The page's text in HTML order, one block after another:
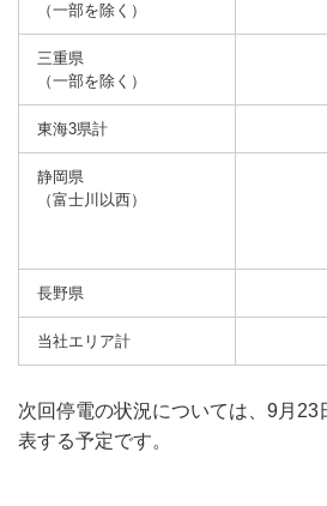
（一部を除く）
三重県
（一部を除く）
東海3県計
静岡県
（富士川以西）
長野県
当社エリア計
次回停電の状況については、9月23
表する予定です。